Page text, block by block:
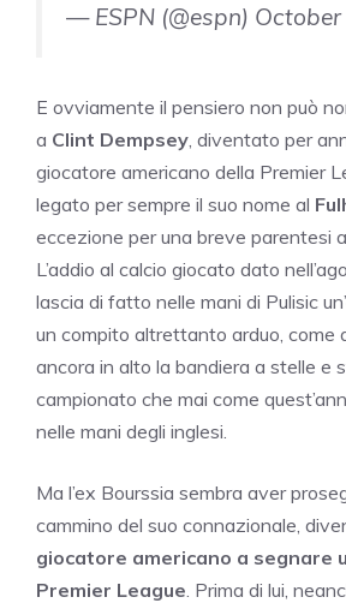
— ESPN (@espn)
E ovviamente il pensiero non può
a Clint Dempsey, diventato per
giocatore americano della Premier
legato per sempre il suo nome al
eccezione per una breve parentesi
L’addio al calcio giocato dato
lascia di fatto nelle mani di Pulisic
un compito altrettanto arduo, come
ancora in alto la bandiera a stelle e
campionato che mai come
nelle mani degli inglesi.
Ma l’ex Bourssia sembra aver
cammino del suo connazionale,
giocatore americano a segnare
Premier League. Prima di lui,